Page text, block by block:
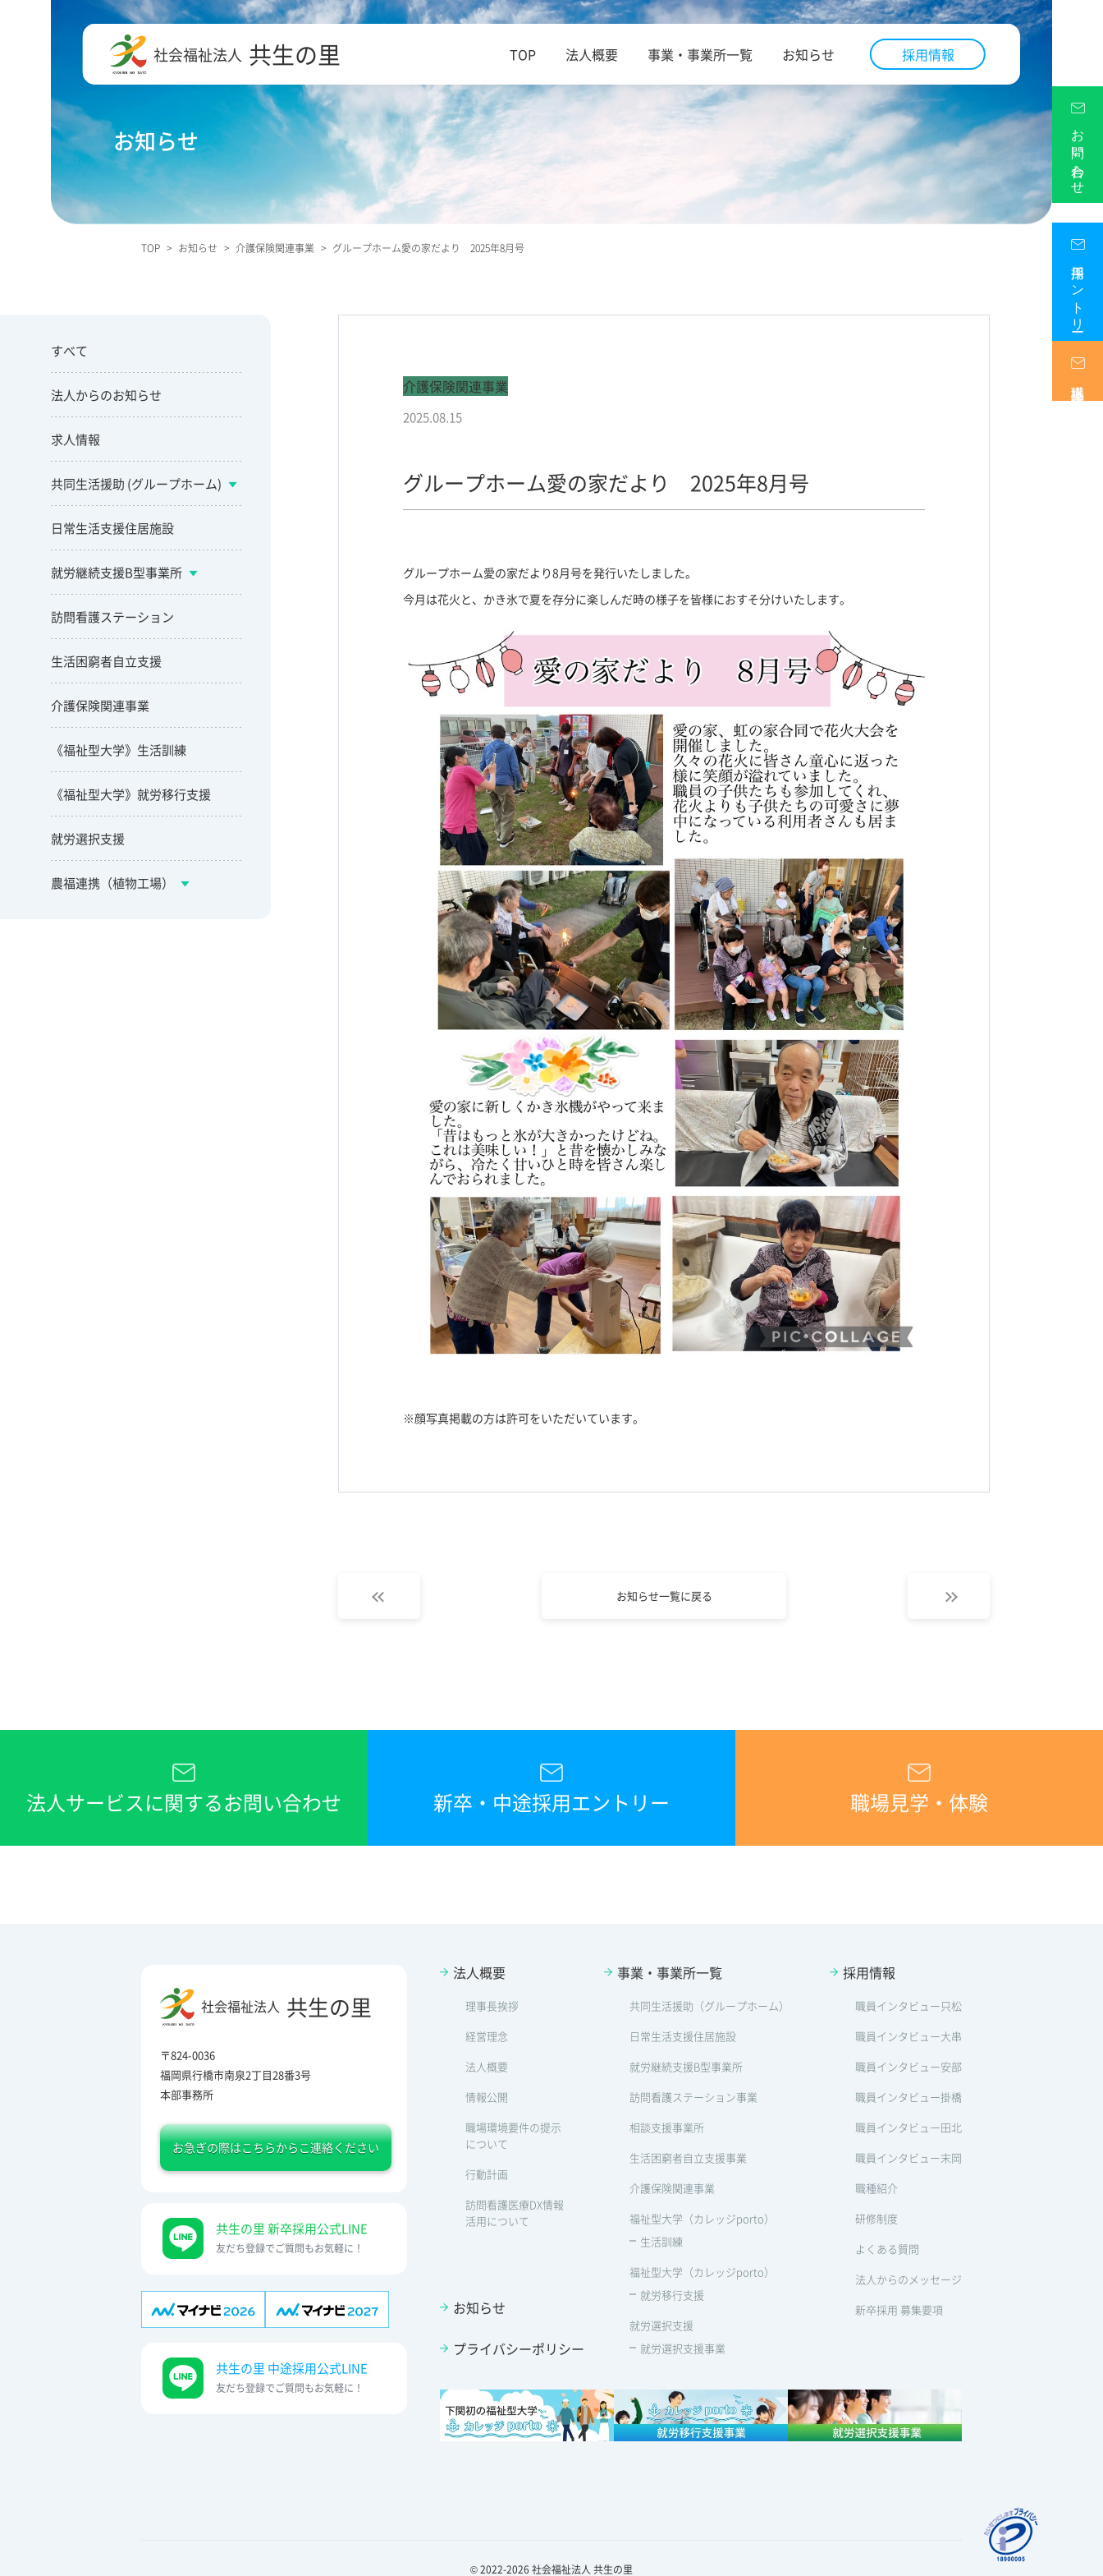
社会福祉法人 共生の里 TOP 法人概要 事業・事業所一覧 お知らせ 採用情報
お知らせ
TOP > お知らせ > 介護保険関連事業 > グループホーム愛の家だより 2025年8月号
すべて
法人からのお知らせ
求人情報
共同生活援助 (グループホーム)
日常生活支援住居施設
就労継続支援B型事業所
訪問看護ステーション
生活困窮者自立支援
介護保険関連事業
《福祉型大学》生活訓練
《福祉型大学》就労移行支援
就労選択支援
農福連携（植物工場）
介護保険関連事業
2025.08.15
グループホーム愛の家だより 2025年8月号
グループホーム愛の家だより8月号を発行いたしました。
今月は花火と、かき氷で夏を存分に楽しんだ時の様子を皆様におすそ分けいたします。
※顔写真掲載の方は許可をいただいています。
お知らせ一覧に戻る
法人サービスに関するお問い合わせ 新卒・中途採用エントリー 職場見学・体験
お問い合わせ
採用エントリー
社会福祉法人 共生の里
〒824-0036
福岡県行橋市南泉2丁目28番3号
本部事務所
お急ぎの際はこちらからこ連絡ください
共生の里 新卒採用公式LINE
友だち登録でご質問もお気軽に！
共生の里 中途採用公式LINE
友だち登録でご質問もお気軽に！
法人概要
理事長挨拶
経営理念
法人概要
情報公開
職場環境要件の提示
について
行動計画
訪問看護医療DX情報
活用について
事業・事業所一覧
共同生活援助（グループホーム）
日常生活支援住居施設
就労継続支援B型事業所
訪問看護ステーション事業
相談支援事業所
生活困窮者自立支援事業
介護保険関連事業
福祉型大学（カレッジporto）
生活訓練
福祉型大学（カレッジporto）
就労移行支援
就労選択支援
就労選択支援事業
お知らせ
採用情報
職員インタビュー只松
職員インタビュー大串
職員インタビュー安部
職員インタビュー掛橋
職員インタビュー田北
職員インタビュー末岡
職種紹介
研修制度
よくある質問
法人からのメッセージ
新卒採用 募集要項
プライバシーポリシー
© 2022-2026 社会福祉法人 共生の里